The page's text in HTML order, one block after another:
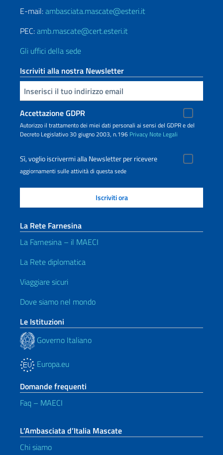
E-mail:ambasciata.mascate@esteri.it
PEC:amb.mascate@cert.esteri.it
Gli uffici della sede
Iscriviti alla nostra Newsletter
Inserisci la tua email
Accettazione GDPR
Autorizzo il trattamento dei miei dati personali ai sensi del GDPR e del
Decreto Legislativo 30 giugno 2003, n.196 Privacy Note Legali
Sì, voglio iscrivermi alla Newsletter per ricevere
aggiornamenti sulle attività di questa sede
La Rete Farnesina
La Farnesina – il MAECI
La Rete diplomatica
Viaggiare sicuri
Dove siamo nel mondo
Le Istituzioni
Governo Italiano
Europa.eu
Domande frequenti
Faq – MAECI
L’Ambasciata d’Italia Mascate
Chi siamo